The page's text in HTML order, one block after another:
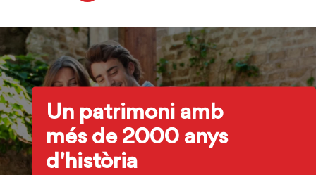
Un patrimoni amb
més de 2000 anys
d'història